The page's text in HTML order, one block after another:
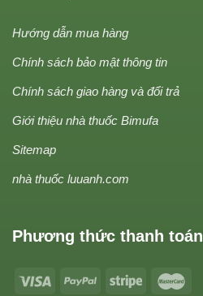
Hướng dẫn mua hàng
Chính sách bảo mật thông tin
Chính sách giao hàng và đổi trả
Giới thiệu nhà thuốc Bimufa
Sitemap
nhà thuốc luuanh.com
Phương thức thanh toán